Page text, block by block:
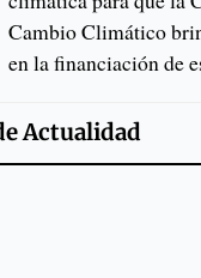
Cambio Climático
en la financiación de
Actualidad